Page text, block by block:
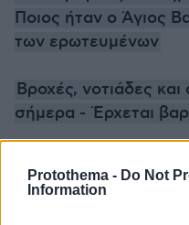
Protothema - Do Not
Information
Ποιος ήταν ο Άγιος
των ερωτευμένων
Βροχές, νοτιάδες
σήμερα - Έρχεται
Ακολουθήστε το
και μάθετε πρώτοι όλες